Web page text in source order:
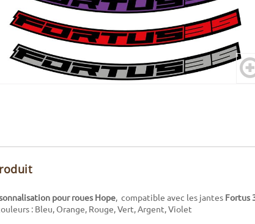
pour roues Hope, compatible avec les jantes Fortus
: Bleu, Orange, Rouge, Vert, Argent, Violet